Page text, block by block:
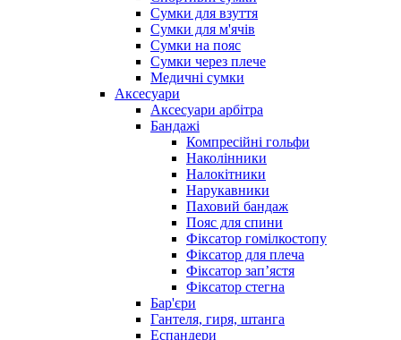
Сумки для взуття
Сумки для м'ячів
Сумки на пояс
Сумки через плече
Медичні сумки
Аксесуари
Аксесуари арбітра
Бандажі
Компресійні гольфи
Наколінники
Налокітники
Нарукавники
Паховий бандаж
Пояс для спини
Фіксатор гомілкостопу
Фіксатор для плеча
Фіксатор запʼястя
Фіксатор стегна
Бар'єри
Гантеля, гиря, штанга
Еспандери